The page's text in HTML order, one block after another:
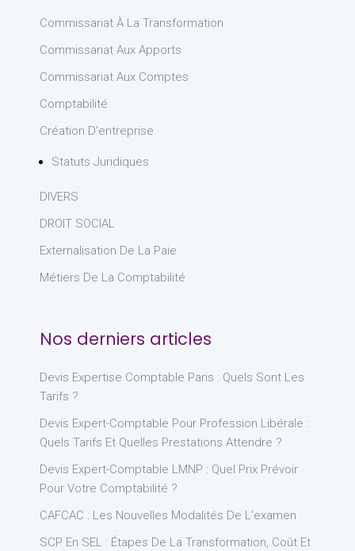
Commissariat À La Transformation
Commissariat Aux Apports
Commissariat Aux Comptes
Comptabilité
Création D'entreprise
Statuts Juridiques
DIVERS
DROIT SOCIAL
Externalisation De La Paie
Métiers De La Comptabilité
Nos derniers articles
Devis Expertise Comptable Paris : Quels Sont Les
Tarifs ?
Devis Expert-Comptable Pour Profession Libérale :
Quels Tarifs Et Quelles Prestations Attendre ?
Devis Expert-Comptable LMNP : Quel Prix Prévoir
Pour Votre Comptabilité ?
CAFCAC : Les Nouvelles Modalités De L’examen
SCP En SEL : Étapes De La Transformation, Coût Et